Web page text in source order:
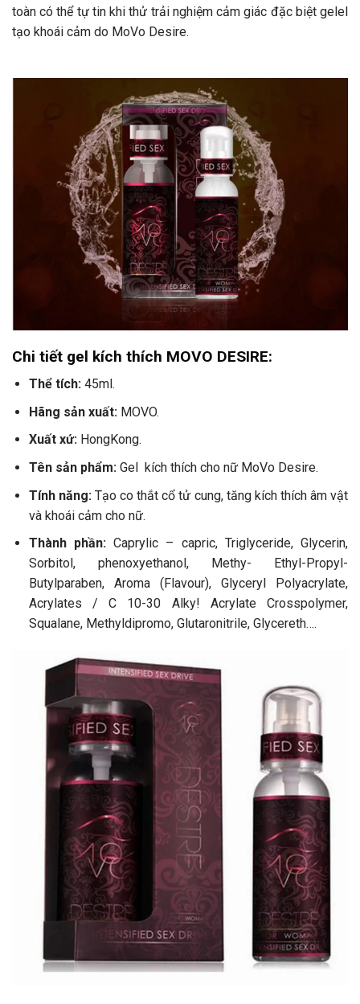
toàn có thể tự tin khi thử trải nghiệm cảm giác đặc biệt gelel
tạo khoái cảm do MoVo Desire.
Chi tiết gel kích thích MOVO DESIRE:
Thể tích:45ml.
Hãng sản xuất:MOVO.
Xuất xứ:HongKong.
Tên sản phẩm:Gel kích thích cho nữ MoVo Desire.
Tính năng:Tạo co thắt cổ tử cung, tăng kích thích âm vật
và khoái cảm cho nữ.
Thành phần: Caprylic – capric, Triglyceride, Glycerin,
Sorbitol, phenoxyethanol, Methy- Ethyl-Propyl-
Butylparaben, Aroma (Flavour), Glyceryl Polyacrylate,
Acrylates / C 10-30 Alky! Acrylate Crosspolymer,
Squalane, Methyldipromo, Glutaronitrile, Glycereth….